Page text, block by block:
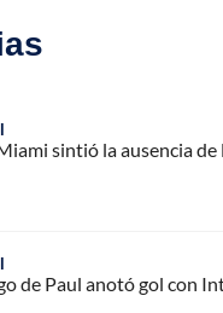
sintió la ausencia
de Paul anotó gol con